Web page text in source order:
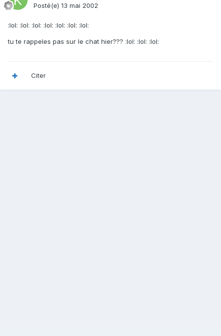
Posté(e) 13 mai 2002
:lol: :lol: :lol: :lol: :lol: :lol: :lol:
tu te rappeles pas sur le chat hier??? :lol: :lol: :lol:
Citer